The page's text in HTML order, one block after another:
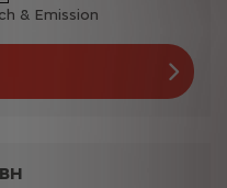
& Emission